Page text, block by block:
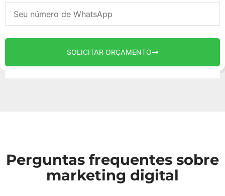
SOLICITAR ORÇAMENTO
Perguntas frequentes sobre
marketing digital